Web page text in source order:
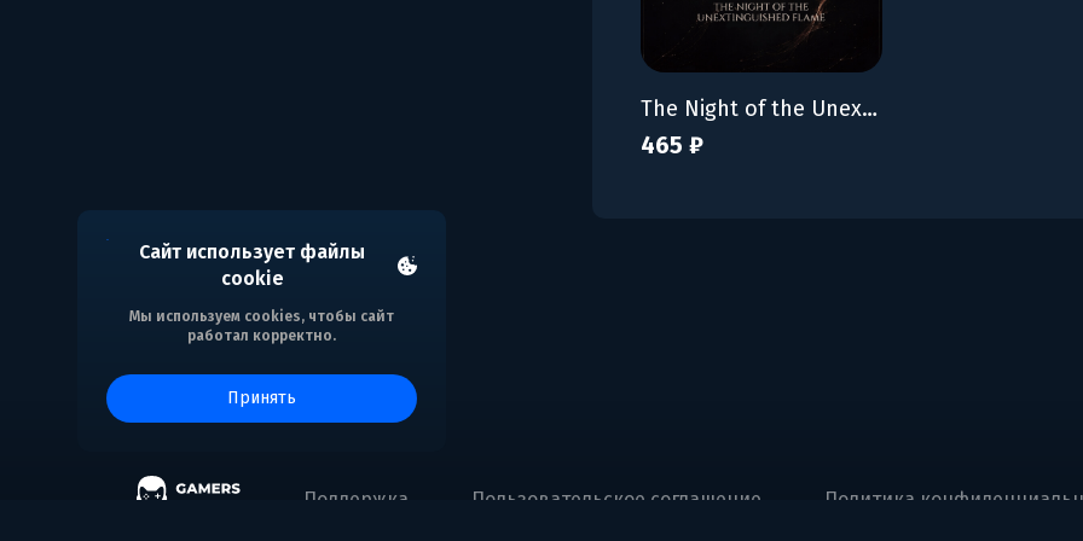
Сайт использует файлы
cookie
Мы используем cookies, чтобы сайт
работал корректно.
принять
The Night of the Unextinguished Flame
465 ₽
Поддержка Пользовательское соглашение Политика